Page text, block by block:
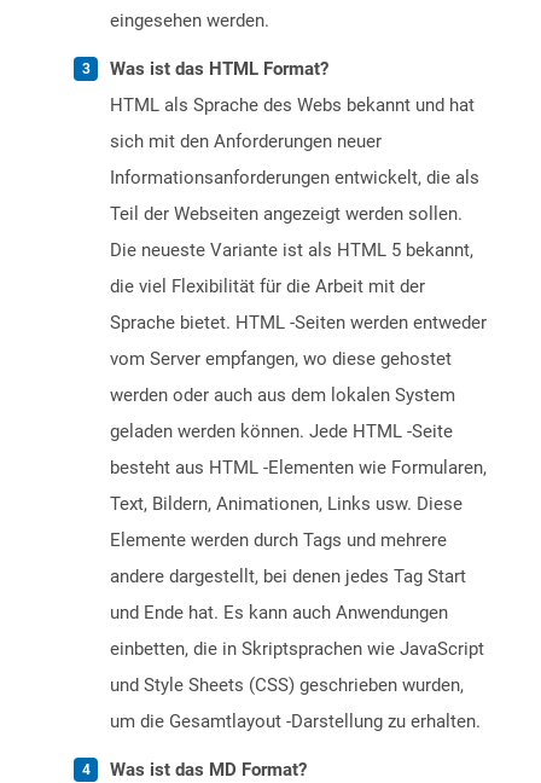
eingesehen werden.
Was ist das HTML Format?
HTML als Sprache des Webs bekannt und hat
sich mit den Anforderungen neuer
Informationsanforderungen entwickelt, die als
Teil der Webseiten angezeigt werden sollen.
Die neueste Variante ist als HTML 5 bekannt,
die viel Flexibilität für die Arbeit mit der
Sprache bietet. HTML -Seiten werden entweder
vom Server empfangen, wo diese gehostet
werden oder auch aus dem lokalen System
geladen werden können. Jede HTML -Seite
besteht aus HTML -Elementen wie Formularen,
Text, Bildern, Animationen, Links usw. Diese
Elemente werden durch Tags und mehrere
andere dargestellt, bei denen jedes Tag Start
und Ende hat. Es kann auch Anwendungen
einbetten, die in Skriptsprachen wie JavaScript
und Style Sheets (CSS) geschrieben wurden,
um die Gesamtlayout -Darstellung zu erhalten.
Was ist das MD Format?